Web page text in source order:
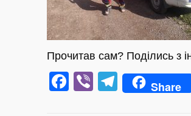
Прочитав сам? Поділись з
Facebook
Viber Share